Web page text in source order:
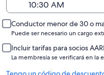
Conductor menor de 30 o
Puede ser necesario un cargo
Incluir tarifas para socios
La membresía se verificará en la